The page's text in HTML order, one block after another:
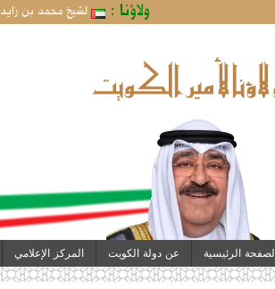
ولاؤنا : لشيخ محمد بن زايد
الصفحة الرئيسية عن دولة الكويت المركز الإعلامي